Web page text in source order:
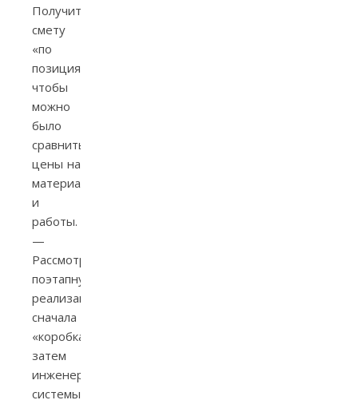
Получите
смету
«по
позициям»,
чтобы
можно
было
сравнить
цены на
материалы
и
работы.
—
Рассмотрите
поэтапную
реализацию:
сначала
«коробка»,
затем
инженерные
системы